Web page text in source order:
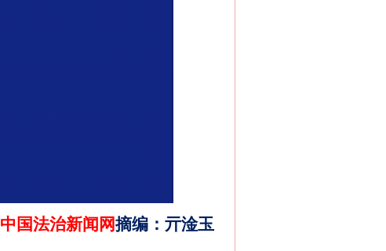
中国法治新闻网摘编 ： 亓淦玉